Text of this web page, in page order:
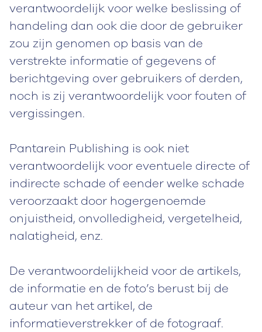
verantwoordelijk voor welke beslissing of
handeling dan ook die door de gebruiker
zou zijn genomen op basis van de
verstrekte informatie of gegevens of
berichtgeving over gebruikers of derden,
noch is zij verantwoordelijk voor fouten of
vergissingen.
Pantarein Publishing is ook niet
verantwoordelijk voor eventuele directe of
indirecte schade of eender welke schade
veroorzaakt door hogergenoemde
onjuistheid, onvolledigheid, vergetelheid,
nalatigheid, enz.
De verantwoordelijkheid voor de artikels,
de informatie en de foto’s berust bij de
auteur van het artikel, de
informatieverstrekker of de fotograaf.